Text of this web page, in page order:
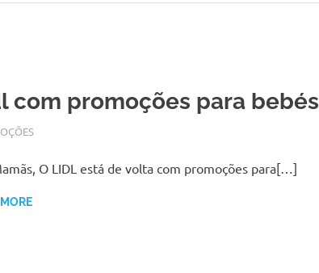
com promoções para bebés
2, 2018
O LIDL está de volta com promoções para[…]